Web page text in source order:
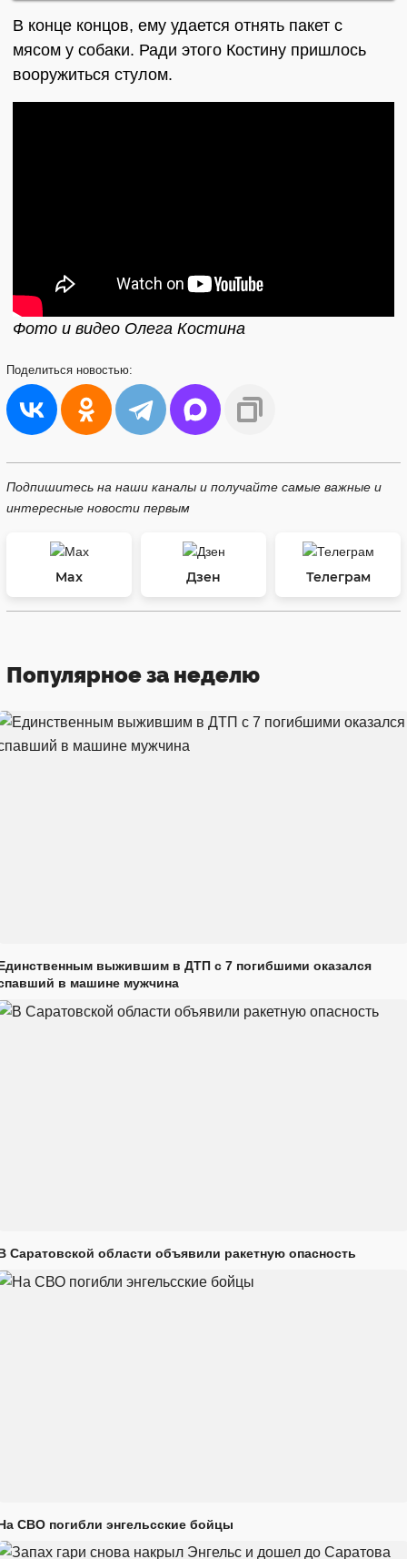
В конце концов, ему удается отнять пакет с
мясом у собаки. Ради этого Костину пришлось
вооружиться стулом.
Фото и видео Олега Костина
Поделиться новостью:
Подпишитесь на наши каналы и получайте самые важные и
интересные новости первым
Max Дзен Телеграм
Популярное за неделю
выжившим в ДТП с 7 погибшими оказался
в машине мужчина
Саратовской области объявили ракетную опасность
СВО погибли энгельсские бойцы